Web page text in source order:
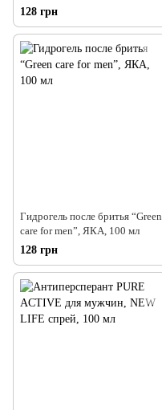
мл
128 грн
Гидрогель после бритья “Green
care for men”, ЯКА, 100 мл
128 грн